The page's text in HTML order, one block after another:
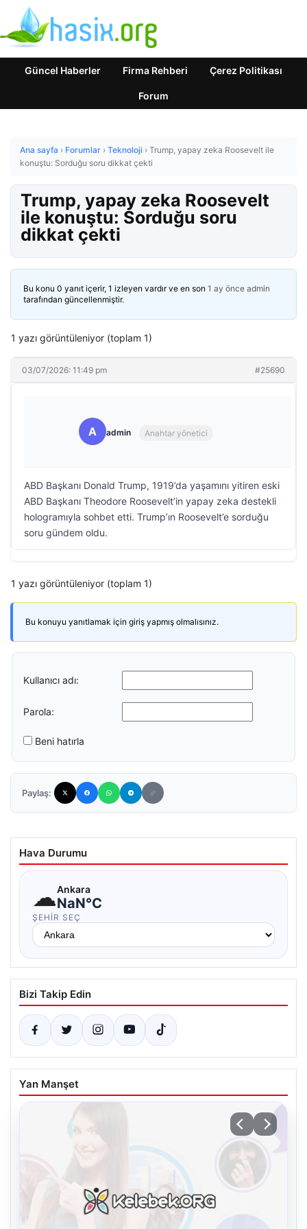
Güncel Haberler Firma Rehberi Çerez Politikası
Forum
Ana sayfa › Forumlar › Teknoloji › Trump, yapay zeka Roosevelt ile
konuştu: Sorduğu soru dikkat çekti
Trump, yapay zeka Roosevelt
ile konuştu: Sorduğu soru
dikkat çekti
Bu konu 0 yanıt içerir, 1 izleyen vardır ve en son 1 ay önce admin
tarafından güncellenmiştir.
1 yazı görüntüleniyor (toplam 1)
03/07/2026: 11:49 pm #25690
A admin Anahtar yönetici
ABD Başkanı Donald Trump, 1919’da yaşamını yitiren eski
ABD Başkanı Theodore Roosevelt’in yapay zeka destekli
hologramıyla sohbet etti. Trump’ın Roosevelt’e sorduğu
soru gündem oldu.
1 yazı görüntüleniyor (toplam 1)
Bu konuyu yanıtlamak için giriş yapmış olmalısınız.
Kullanıcı adı:
Parola:
Beni hatırla
Paylaş:
Hava Durumu
☁Ankara
NaN°C
ŞEHIR SEÇ
Bizi Takip Edin
Yan Manşet